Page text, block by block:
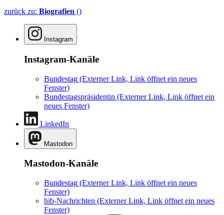
zurück zu: Biografien ()
Instagram
Instagram-Kanäle
Bundestag (Externer Link, Link öffnet ein neues
Fenster)
Bundestagspräsidentin (Externer Link, Link öffnet ein
neues Fenster)
LinkedIn
Mastodon
Mastodon-Kanäle
Bundestag (Externer Link, Link öffnet ein neues
Fenster)
hib-Nachrichten (Externer Link, Link öffnet ein neues
Fenster)